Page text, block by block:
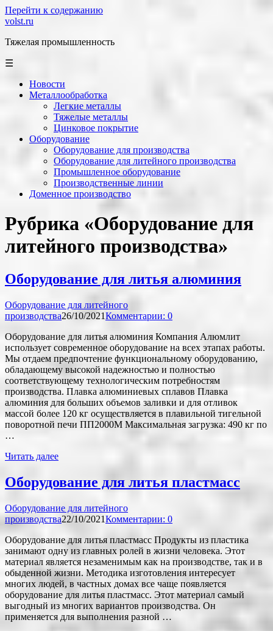
Перейти к содержанию
volst.ru
Тяжелая промышленность
☰
Новости
Металлообработка
Легкие металлы
Тяжелые металлы
Цинковое покрытие
Оборудование
Оборудование для производства
Оборудование для литейного производства
Промышленное оборудование
Производственные линии
Доменное производство
Рубрика «Оборудование для
литейного производства»
Оборудование для литья алюминия
Оборудование для литейного
производства26/10/2021Комментарии: 0
Оборудование для литья алюминия Компания Алюмлит
использует современное оборудование на всех этапах работы.
Мы отдаем предпочтение функциональному оборудованию,
обладающему высокой надежностью и полностью
соответствующему технологическим потребностям
производства. Плавка алюминиевых сплавов Плавка
алюминия для больших объемов заливки и для отливок
массой более 120 кг осуществляется в плавильной тигельной
поворотной печи ПП2000М Максимальная загрузка: 490 кг по
…
Читать далее
Оборудование для литья пластмасс
Оборудование для литейного
производства22/10/2021Комментарии: 0
Оборудование для литья пластмасс Продукты из пластика
занимают одну из главных ролей в жизни человека. Этот
материал является незаменимым как на производстве, так и в
обыденной жизни. Методика изготовления интересует
многих людей, в частных домах все чаще появляется
оборудование для литья пластмасс. Этот материал самый
выгодный из многих вариантов производства. Он
применяется для выполнения разной …